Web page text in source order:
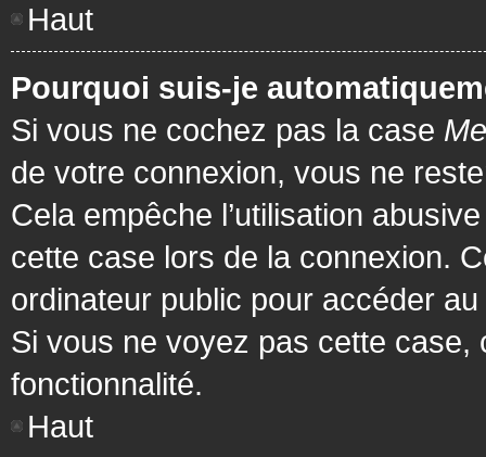
Haut
Pourquoi suis-je
Si vous ne cochez pas la case
de votre connexion, vous ne
Cela empêche l’utilisation
cette case lors de la connexion.
ordinateur public pour accéder
Si vous ne voyez pas cette case,
fonctionnalité.
Haut